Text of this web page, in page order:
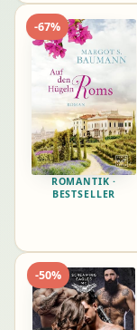
-67%
ROMANTIK ·
BESTSELLER
-50%